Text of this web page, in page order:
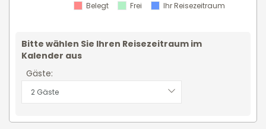
Belegt Frei Ihr Reisezeitraum
Bitte wählen Sie Ihren Reisezeitraum im
Kalender aus
Gäste:
2 Gäste